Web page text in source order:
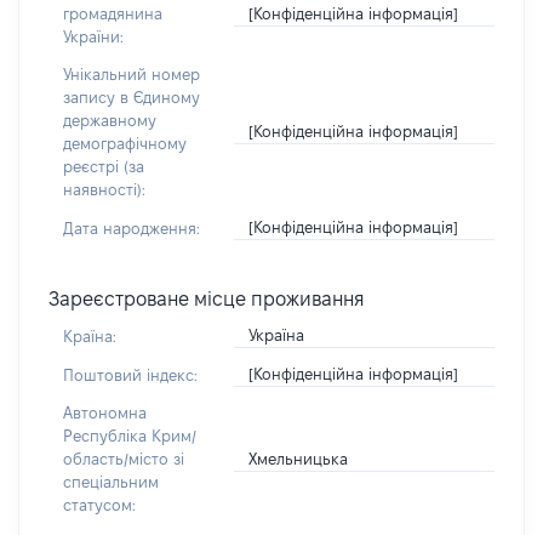
громадянина
України:
[Конфіденційна інформація]
Унікальний номер
запису в Єдиному
державному
демографічному
реєстрі (за
наявності):
[Конфіденційна інформація]
Дата народження: [Конфіденційна інформація]
Зареєстроване місце проживання
Країна: Україна
Поштовий індекс: [Конфіденційна інформація]
Автономна
Республіка Крим/
область/місто зі
спеціальним
статусом:
Хмельницька